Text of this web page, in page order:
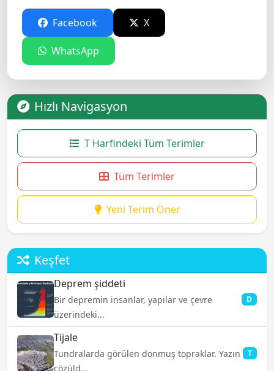
Facebook X
WhatsApp
Hızlı Navigasyon
T Harfindeki Tüm Terimler
Tüm Terimler
Yeni Terim Öner
Keşfet
Deprem şiddeti
Bir depremin insanlar, yapılar ve çevre
üzerindeki...
D
Tijale
Tundralarda görülen donmuş topraklar. Yazın
çözüld...
T